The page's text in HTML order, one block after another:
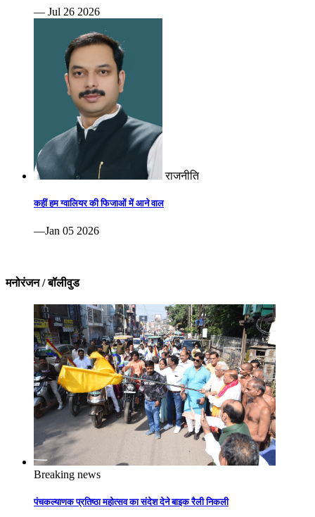
— Jul 26 2026
राजनीति
कहीं हम ग्वालियर की फिजाओं में आने वाल
—Jan 05 2026
मनोरंजन / बॉलीवुड
Breaking news
पंचकल्याणक प्रतिष्ठा महोत्सव का संदेश देने बाइक रैली निकली